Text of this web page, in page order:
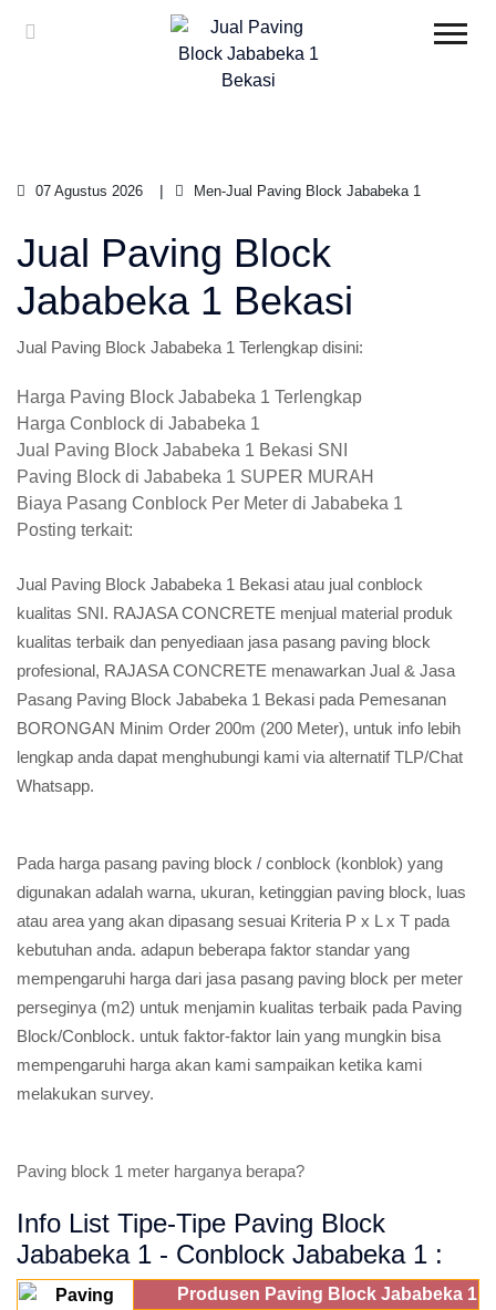
07 Agustus 2026 Men-Jual Paving Block Jababeka 1
Jual Paving Block
Jababeka 1 Bekasi
Jual Paving Block Jababeka 1 Terlengkap disini:
Harga Paving Block Jababeka 1 Terlengkap
Harga Conblock di Jababeka 1
Jual Paving Block Jababeka 1 Bekasi SNI
Paving Block di Jababeka 1 SUPER MURAH
Biaya Pasang Conblock Per Meter di Jababeka 1
Posting terkait:
Jual Paving Block Jababeka 1 Bekasi atau jual conblock
kualitas SNI. RAJASA CONCRETE menjual material produk
kualitas terbaik dan penyediaan jasa pasang paving block
profesional, RAJASA CONCRETE menawarkan Jual & Jasa
Pasang Paving Block Jababeka 1 Bekasi pada Pemesanan
BORONGAN Minim Order 200m (200 Meter), untuk info lebih
lengkap anda dapat menghubungi kami via alternatif TLP/Chat
Whatsapp.
Pada harga pasang paving block / conblock (konblok) yang
digunakan adalah warna, ukuran, ketinggian paving block, luas
atau area yang akan dipasang sesuai Kriteria P x L x T pada
kebutuhan anda. adapun beberapa faktor standar yang
mempengaruhi harga dari jasa pasang paving block per meter
perseginya (m2) untuk menjamin kualitas terbaik pada Paving
Block/Conblock. untuk faktor-faktor lain yang mungkin bisa
mempengaruhi harga akan kami sampaikan ketika kami
melakukan survey.
Paving block 1 meter harganya berapa?
Info List Tipe-Tipe Paving Block
Jababeka 1 - Conblock Jababeka 1 :
Produsen Paving Block Jababeka 1